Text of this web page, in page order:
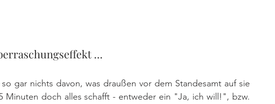
...
gar nichts davon, was draußen vor dem Standesamt auf sie
Minuten doch alles schafft - entweder ein "Ja, ich will!", bzw.